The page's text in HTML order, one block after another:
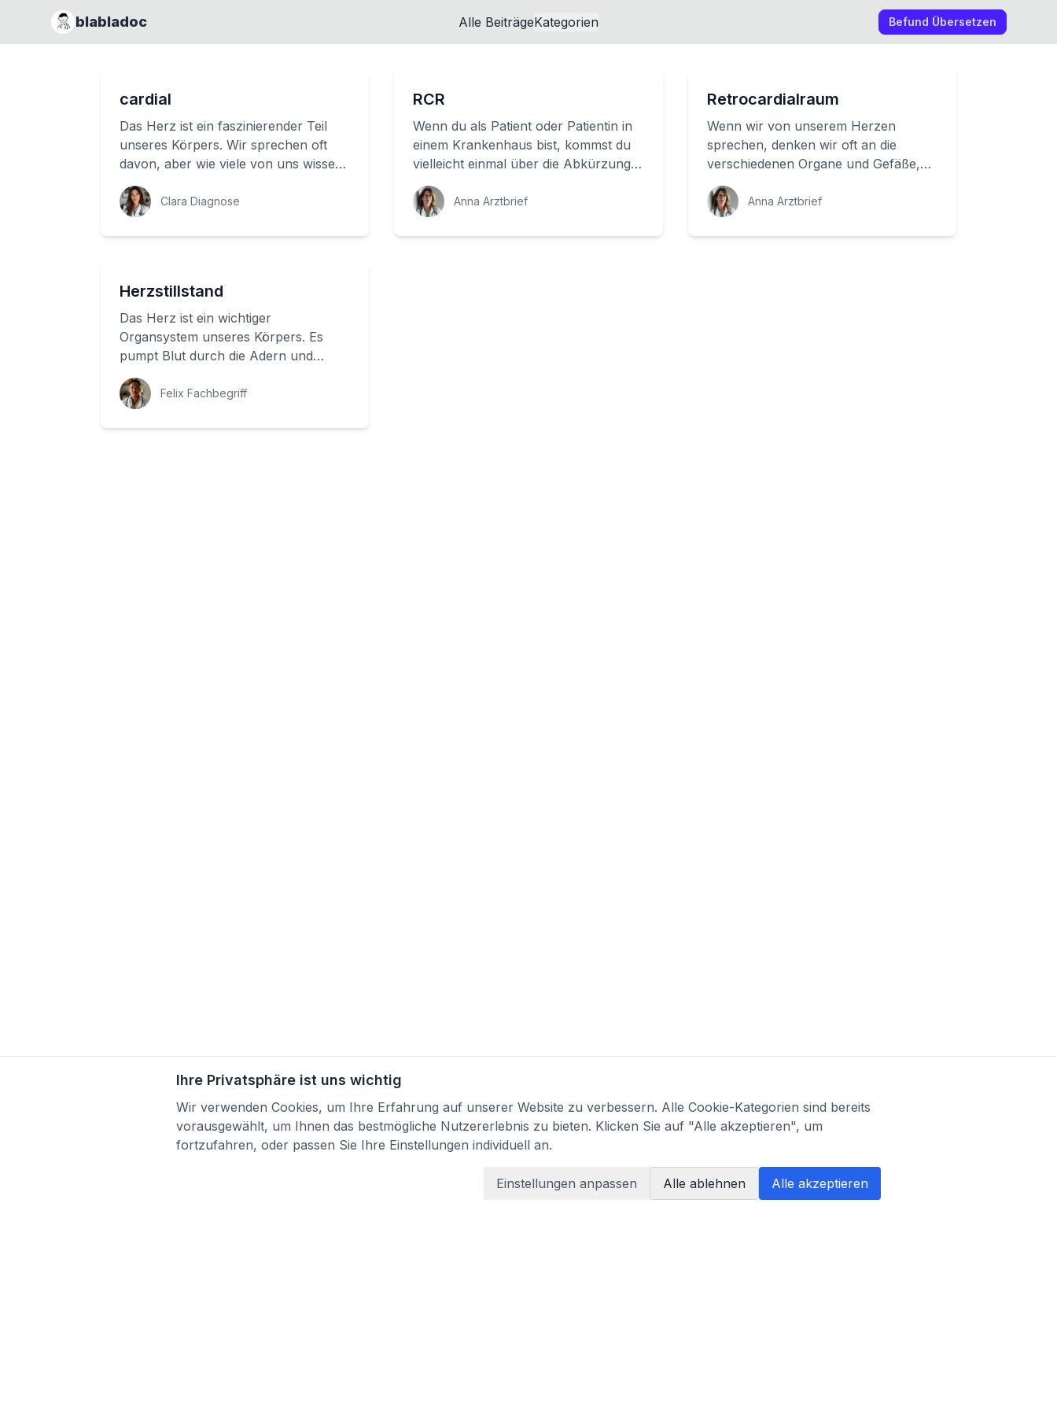
blabladoc Alle BeiträgeKategorien Befund Übersetzen
cardial
Das Herz ist ein faszinierender Teil
unseres Körpers. Wir sprechen oft
davon, aber wie viele von uns wissen
wirklich, was es ist und wie es
funktionie...Clara Diagnose
RCR
Wenn du als Patient oder Patientin in
einem Krankenhaus bist, kommst du
vielleicht einmal über die Abkürzung
'RCR' zu sprechen. Aber was
bedeutet sie ...
Anna Arztbrief
Retrocardialraum
Wenn wir von unserem Herzen
sprechen, denken wir oft an die
verschiedenen Organe und Gefäße,
die darum herum liegen. Aber was
liegt tatsächlich direkt...
Anna Arztbrief
Herzstillstand
Das Herz ist ein wichtiger
Organsystem unseres Körpers. Es
pumpt Blut durch die Adern und
versorgt unsere Organe mit
Sauerstoff und Nährstoffen. Ein H...
Felix Fachbegriff
Ihre Privatsphäre ist uns wichtig
Wir verwenden Cookies, um Ihre Erfahrung auf unserer Website zu verbessern. Alle Cookie-Kategorien sind bereits
vorausgewählt, um Ihnen das bestmögliche Nutzererlebnis zu bieten. Klicken Sie auf "Alle akzeptieren", um
fortzufahren, oder passen Sie Ihre Einstellungen individuell an.
Einstellungen anpassen Alle ablehnen Alle akzeptieren